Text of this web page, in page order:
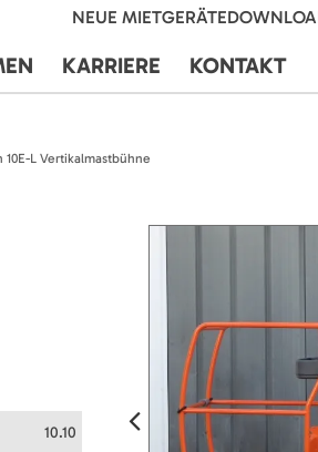
NEUE MIETGERÄTE
KARRIERE KONTAKT
10E-L Vertikalmastbühne
10.10